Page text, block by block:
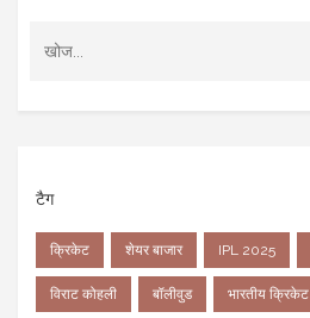
टैग
क्रिकेट शेयर बाजार IPL 2025
विराट कोहली बॉलीवुड भारतीय क्रिकेट